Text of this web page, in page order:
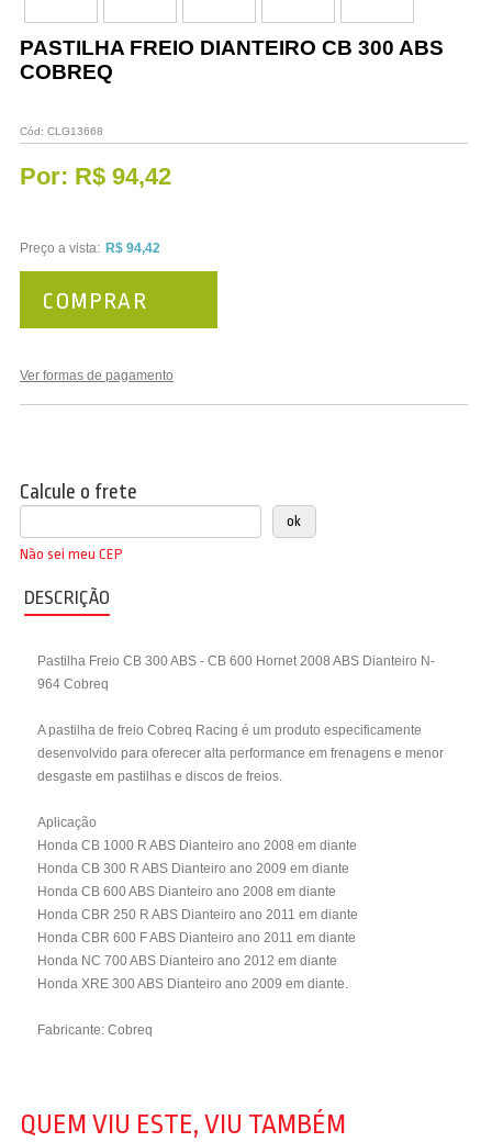
Promoções
PASTILHA FREIO DIANTEIRO CB 300 ABS
COBREQ
Cód: CLG13668
Por: R$ 94,42
Preço a vista: R$ 94,42
Ver formas de pagamento
COMPRAR
Calcule o frete
Não sei meu CEP
DESCRIÇÃO
Pastilha Freio CB 300 ABS - CB 600 Hornet 2008 ABS Dianteiro N-
964 Cobreq
A pastilha de freio Cobreq Racing é um produto especificamente
desenvolvido para oferecer alta performance em frenagens e menor
desgaste em pastilhas e discos de freios.
Aplicação
Honda CB 1000 R ABS Dianteiro ano 2008 em diante
Honda CB 300 R ABS Dianteiro ano 2009 em diante
Honda CB 600 ABS Dianteiro ano 2008 em diante
Honda CBR 250 R ABS Dianteiro ano 2011 em diante
Honda CBR 600 F ABS Dianteiro ano 2011 em diante
Honda NC 700 ABS Dianteiro ano 2012 em diante
Honda XRE 300 ABS Dianteiro ano 2009 em diante.
Fabricante: Cobreq
QUEM VIU ESTE, VIU TAMBÉM